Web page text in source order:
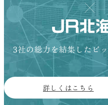
詳しくはこちら